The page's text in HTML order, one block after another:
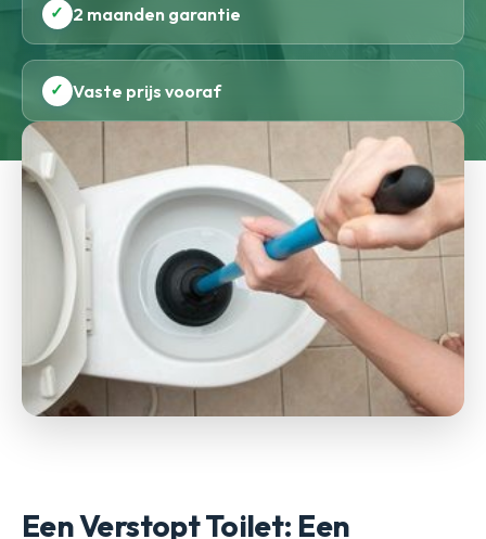
✓ 2 maanden garantie
✓ Vaste prijs vooraf
Een Verstopt Toilet: Een